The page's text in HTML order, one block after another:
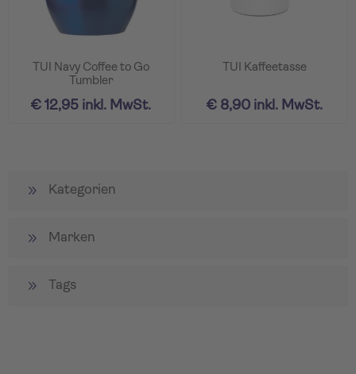
TUI Navy Coffee to Go
Tumbler
€ 12,95 inkl. MwSt.
TUI Kaffeetasse
€ 8,90 inkl. MwSt.
Kategorien
Marken
Tags